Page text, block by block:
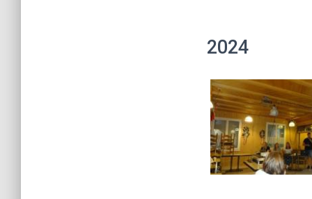
2024